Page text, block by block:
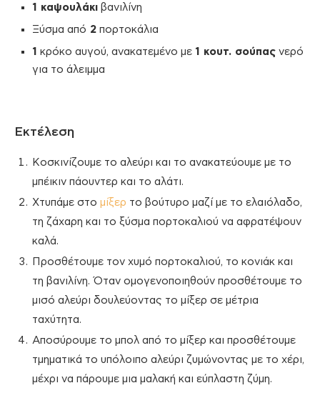
1 καψουλάκι βανιλίνη
Ξύσμα από 2 πορτοκάλια
1 κρόκο αυγού, ανακατεμένο με 1 κουτ. σούπας νερό
για το άλειμμα
Εκτέλεση
Κοσκινίζουμε το αλεύρι και το ανακατεύουμε με το
μπέικιν πάουντερ και το αλάτι.
Χτυπάμε στο μίξερ το βούτυρο μαζί με το ελαιόλαδο,
τη ζάχαρη και το ξύσμα πορτοκαλιού να αφρατέψουν
καλά.
Προσθέτουμε τον χυμό πορτοκαλιού, το κονιάκ και
τη βανιλίνη. Όταν ομογενοποιηθούν προσθέτουμε το
μισό αλεύρι δουλεύοντας το μίξερ σε μέτρια
ταχύτητα.
Αποσύρουμε το μπολ από το μίξερ και προσθέτουμε
τμηματικά το υπόλοιπο αλεύρι ζυμώνοντας με το χέρι,
μέχρι να πάρουμε μια μαλακή και εύπλαστη ζύμη.